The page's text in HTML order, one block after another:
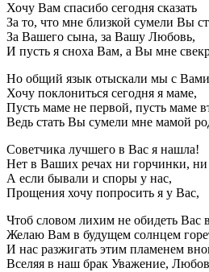
Хочу Вам спасибо сегодня сказать
За то, что мне близкой сумели Вы
За Вашего сына, за Вашу Любовь,
И пусть я сноха Вам, а Вы мне
Но общий язык отыскали мы с
Хочу поклониться сегодня я маме,
Пусть маме не первой, пусть маме
Ведь стать Вы сумели мне мамой
Советчика лучшего в Вас я нашла!
Нет в Ваших речах ни горчинки, ни
А если бывали и споры у нас,
Прощения хочу попросить я у Вас,
Чтоб словом лихим не обидеть Вас
Желаю Вам в будущем солнцем
И нас разжигать этим пламенем
Вселяя в наш брак Уважение,